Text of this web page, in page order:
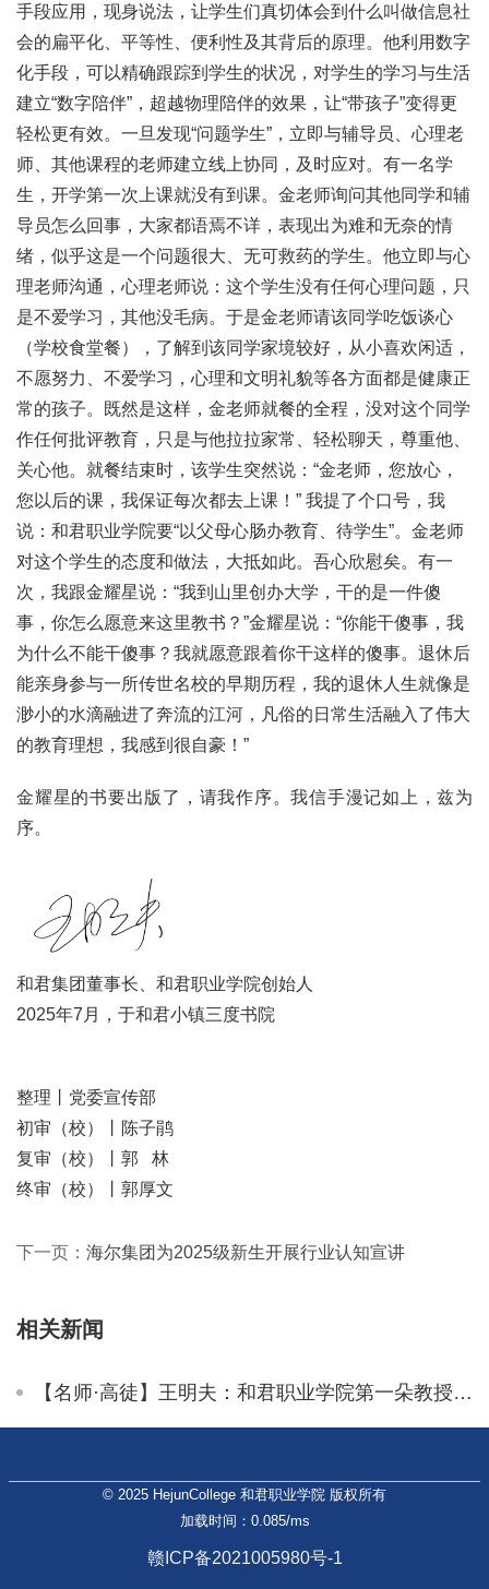
手段应用，现身说法，让学生们真切体会到什么叫做信息社
会的扁平化、平等性、便利性及其背后的原理。他利用数字
化手段，可以精确跟踪到学生的状况，对学生的学习与生活
建立“数字陪伴”，超越物理陪伴的效果，让“带孩子”变得更
轻松更有效。一旦发现“问题学生”，立即与辅导员、心理老
师、其他课程的老师建立线上协同，及时应对。有一名学
生，开学第一次上课就没有到课。金老师询问其他同学和辅
导员怎么回事，大家都语焉不详，表现出为难和无奈的情
绪，似乎这是一个问题很大、无可救药的学生。他立即与心
理老师沟通，心理老师说：这个学生没有任何心理问题，只
是不爱学习，其他没毛病。于是金老师请该同学吃饭谈心
（学校食堂餐），了解到该同学家境较好，从小喜欢闲适，
不愿努力、不爱学习，心理和文明礼貌等各方面都是健康正
常的孩子。既然是这样，金老师就餐的全程，没对这个同学
作任何批评教育，只是与他拉拉家常、轻松聊天，尊重他、
关心他。就餐结束时，该学生突然说：“金老师，您放心，
您以后的课，我保证每次都去上课！” 我提了个口号，我
说：和君职业学院要“以父母心肠办教育、待学生”。金老师
对这个学生的态度和做法，大抵如此。吾心欣慰矣。有一
次，我跟金耀星说：“我到山里创办大学，干的是一件傻
事，你怎么愿意来这里教书？”金耀星说：“你能干傻事，我
为什么不能干傻事？我就愿意跟着你干这样的傻事。退休后
能亲身参与一所传世名校的早期历程，我的退休人生就像是
渺小的水滴融进了奔流的江河，凡俗的日常生活融入了伟大
的教育理想，我感到很自豪！”
金耀星的书要出版了，请我作序。我信手漫记如上，兹为
序。
和君集团董事长、和君职业学院创始人
2025年7月，于和君小镇三度书院
整理丨党委宣传部
初审（校）丨陈子鹃
复审（校）丨郭 林
终审（校）丨郭厚文
下一页： 海尔集团为2025级新生开展行业认知宣讲
相关新闻
【名师·高徒】王明夫：和君职业学院第一朵教授级的云
© 2025 HejunCollege 和君职业学院 版权所有
加载时间：0.085/ms
赣ICP备2021005980号-1